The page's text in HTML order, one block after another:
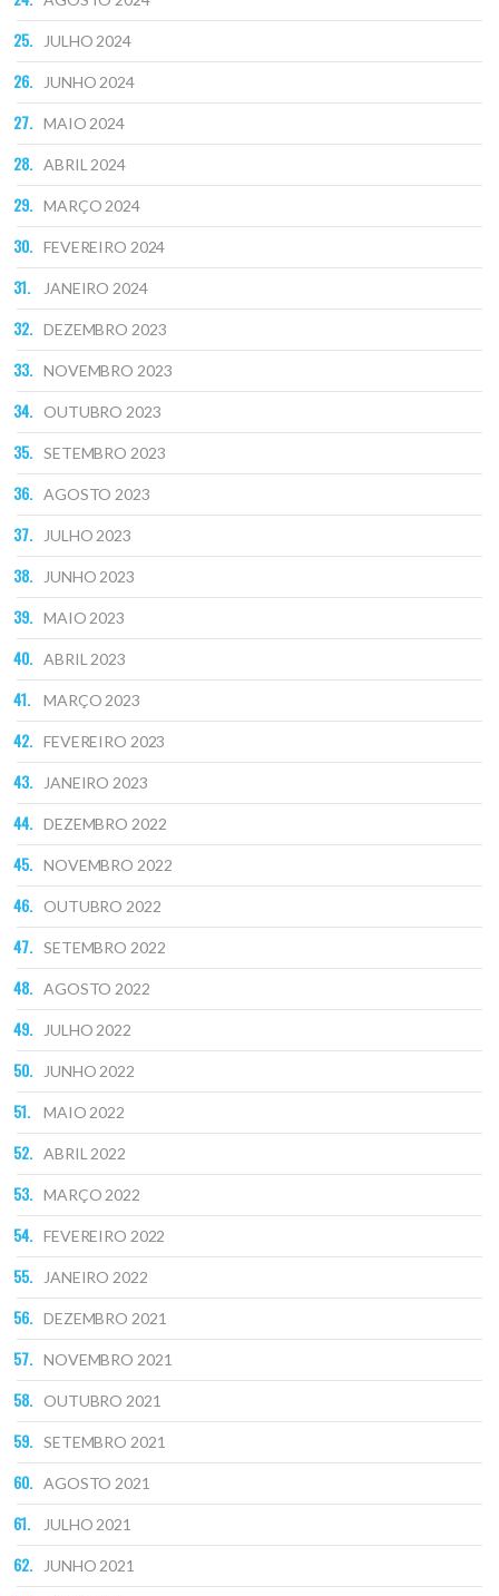
JULHO 2024
JUNHO 2024
MAIO 2024
ABRIL 2024
MARÇO 2024
FEVEREIRO 2024
JANEIRO 2024
DEZEMBRO 2023
NOVEMBRO 2023
OUTUBRO 2023
SETEMBRO 2023
AGOSTO 2023
JULHO 2023
JUNHO 2023
MAIO 2023
ABRIL 2023
MARÇO 2023
FEVEREIRO 2023
JANEIRO 2023
DEZEMBRO 2022
NOVEMBRO 2022
OUTUBRO 2022
SETEMBRO 2022
AGOSTO 2022
JULHO 2022
JUNHO 2022
MAIO 2022
ABRIL 2022
MARÇO 2022
FEVEREIRO 2022
JANEIRO 2022
DEZEMBRO 2021
NOVEMBRO 2021
OUTUBRO 2021
SETEMBRO 2021
AGOSTO 2021
JULHO 2021
JUNHO 2021